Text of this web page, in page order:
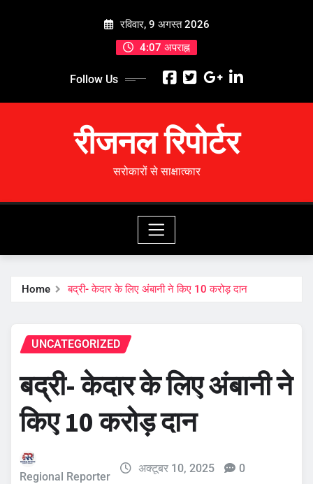
रविवार, 9 अगस्त 2026
4:07 अपराह्न
Follow Us
रीजनल रिपोर्टर
सरोकारों से साक्षात्कार
Home बद्री- केदार के लिए अंबानी ने किए 10 करोड़ दान
UNCATEGORIZED
बद्री- केदार के लिए अंबानी ने
किए 10 करोड़ दान
Regional Reporter
अक्टूबर 10, 2025 0